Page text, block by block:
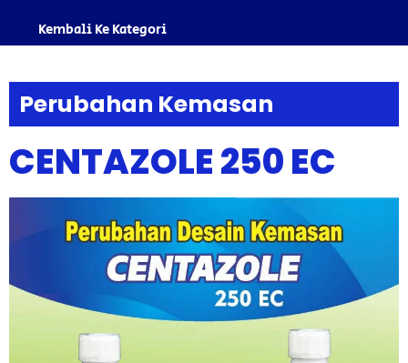
Kembali Ke Kategori
Perubahan Kemasan
CENTAZOLE 250 EC